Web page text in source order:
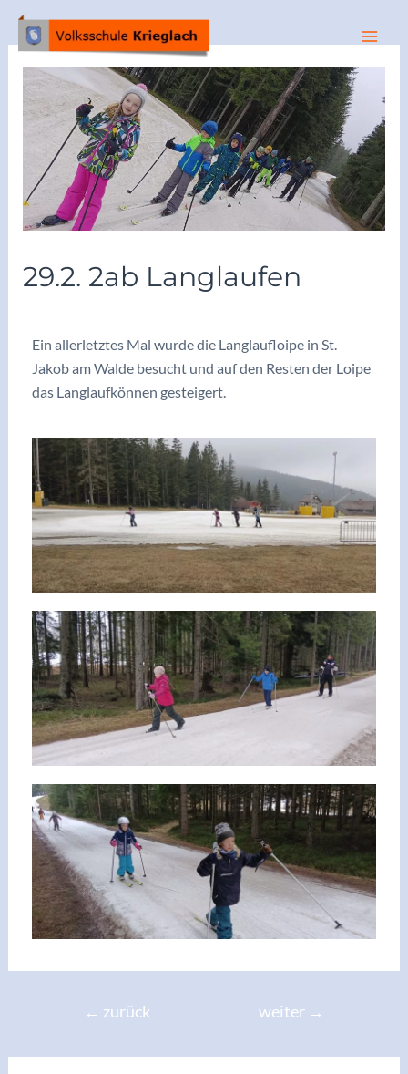
29.2. 2ab Langlaufen
Ein allerletztes Mal wurde die Langlaufloipe in St.
Jakob am Walde besucht und auf den Resten der Loipe
das Langlaufkönnen gesteigert.
← zurück weiter →